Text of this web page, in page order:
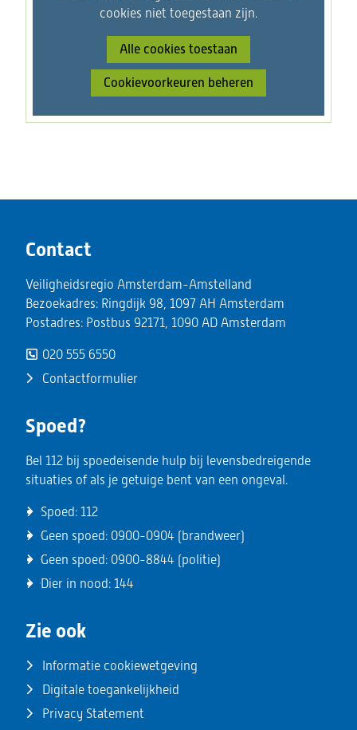
cookies niet toegestaan zijn.
deze
of
Alle cookies toestaan
Cookievoorkeuren beheren
Contact
Veiligheidsregio Amsterdam-Amstelland
Bezoekadres: Ringdijk 98, 1097 AH Amsterdam
Postadres: Postbus 92171, 1090 AD Amsterdam
020 555 6550
Contactformulier
Spoed?
Bel 112 bij spoedeisende hulp bij levensbedreigende
situaties of als je getuige bent van een ongeval.
Spoed:112
Geen spoed: 0900-0904 (brandweer)
Geen spoed: 0900-8844 (politie)
Dier in nood:144
Zie ook
Informatie cookiewetgeving
Digitale toegankelijkheid
Privacy Statement